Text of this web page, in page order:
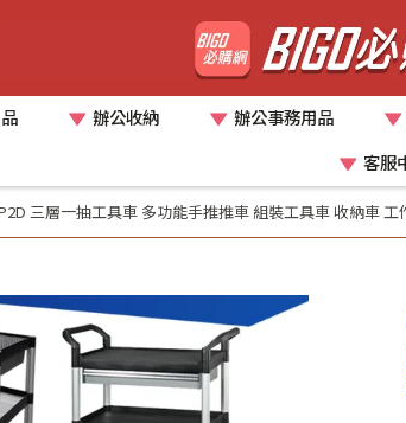
辦公收納 辦公事務用品
客服
三層一抽工具車 多功能手推推車 組裝工具車 收納車 工